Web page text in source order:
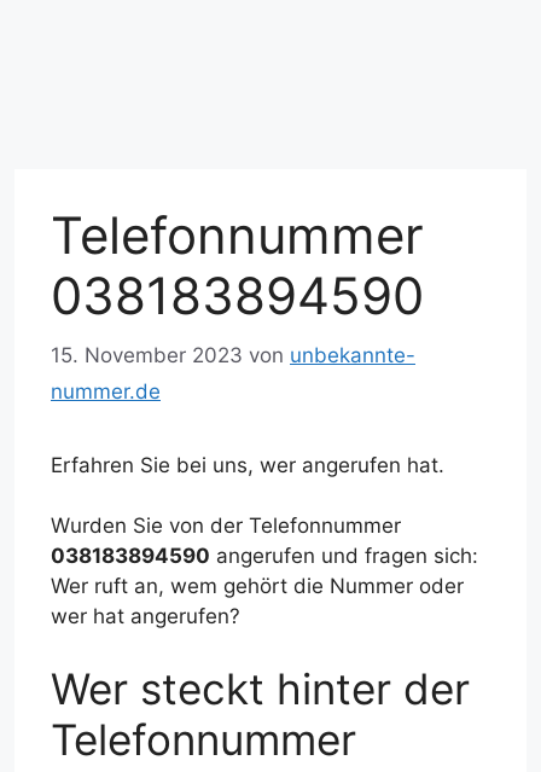
Telefonnummer
038183894590
15. November 2023 von unbekannte-
nummer.de
Erfahren Sie bei uns, wer angerufen hat.
Wurden Sie von der Telefonnummer
038183894590 angerufen und fragen sich:
Wer ruft an, wem gehört die Nummer oder
wer hat angerufen?
Wer steckt hinter der
Telefonnummer